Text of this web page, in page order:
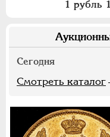
1 рубль
Сегодня
Смотреть каталог